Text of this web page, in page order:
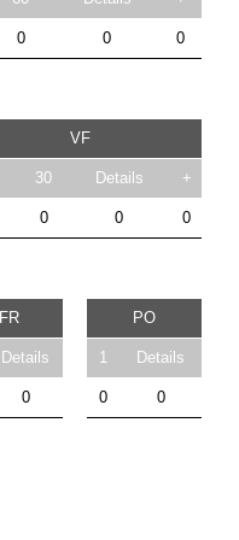
0 0 0
VF
30 Details +
0 0 0
FR PO
Details 1 Details
0 0 0